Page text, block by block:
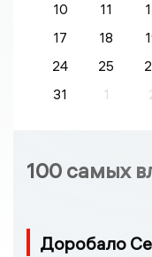
10
11
17
18
24
25
31
1
100 самых
Доробало